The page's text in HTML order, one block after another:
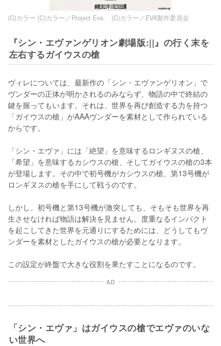
(C)カラー (C)カラー／Project Eva. (C)カラー／EVA製作委員会
『シン・エヴァンゲリオン劇場版:||』の行く末を
左右するガイウスの槍
ヴィレについては、最新作の「シン・エヴァンゲリオン」で
ヴンダーの正体が明かされるのみならず、物語の中で終結の
鍵を握ってもいます。それは、世界を再び創造する力を持つ
「ガイウスの槍」がAAAヴンダーを素材として作られている
からです。
「シン・エヴァ」には「絶望」を意味するロンギヌスの槍、
「希望」を意味するカシウスの槍、そしてガイウスの槍の3本
が登場します。その中で初号機がカシウスの槍、第13号機が
ロンギヌスの槍を手にして戦うのです。
しかし、初号機と第13号機が激突しても、そもそも世界を再
生させなければ物語は解決を見ません。度重なるインパクト
を起こしてきた世界を元通りにするためには、どうしてもヴ
ンダーを素材としたガイウスの槍が必要となります。
この設定が終盤で大きな役割を果たすことになるのです。
AD
「シン・エヴァ」はガイウスの槍でエヴァのいな
い世界へ